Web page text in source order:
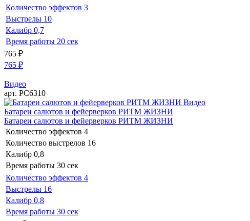
Количество эффектов 3
Выстрелы 10
Калибр 0,7
Время работы 20 сек
765 ₽
765 ₽
Видео
арт. РС6310
Видео
Батареи салютов и фейерверков РИТМ ЖИЗНИ
Батареи салютов и фейерверков РИТМ ЖИЗНИ
Количество эффектов 4
Количество выстрелов 16
Калибр 0,8
Время работы 30 сек
Количество эффектов 4
Выстрелы 16
Калибр 0,8
Время работы 30 сек